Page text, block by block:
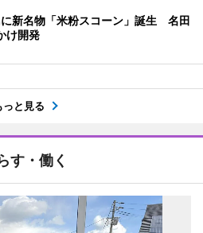
新名物「米粉スコーン」誕生 名田
け開発
っと見る
す・働く